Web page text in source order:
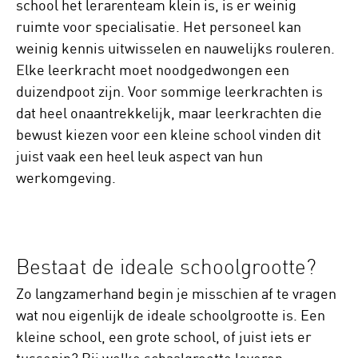
school het lerarenteam klein is, is er weinig
ruimte voor specialisatie. Het personeel kan
weinig kennis uitwisselen en nauwelijks rouleren.
Elke leerkracht moet noodgedwongen een
duizendpoot zijn. Voor sommige leerkrachten is
dat heel onaantrekkelijk, maar leerkrachten die
bewust kiezen voor een kleine school vinden dit
juist vaak een heel leuk aspect van hun
werkomgeving.
Bestaat de ideale schoolgrootte?
Zo langzamerhand begin je misschien af te vragen
wat nou eigenlijk de ideale schoolgrootte is. Een
kleine school, een grote school, of juist iets er